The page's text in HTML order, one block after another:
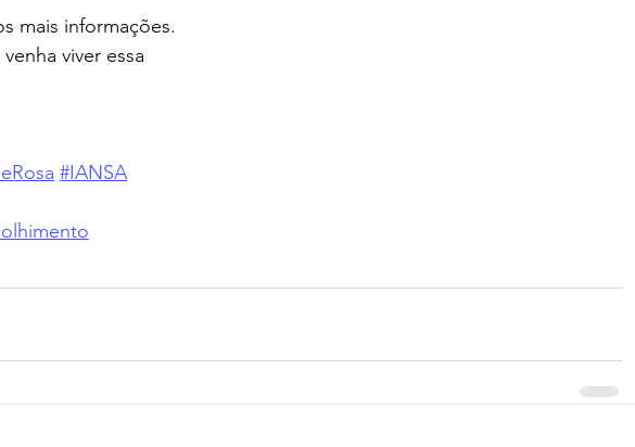
mais informações.
viver essa
#IANSA